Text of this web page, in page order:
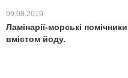
09.08.2019
Ламінарії-морські
вмістом йоду.